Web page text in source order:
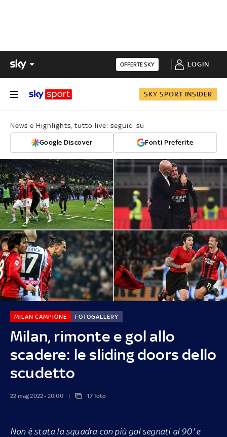
OFFERTE SKY LOGIN
SKY SPORT INSIDER
News e Highlights, tutto live: seguici su
Google Discover Fonti Preferite
Milan, rimonte e gol allo
scadere: le sliding doors dello
scudetto
MILAN CAMPIONE FOTOGALLERY
22 mag 2022 - 20:00 17 foto
Non è stata la squadra con più gol segnati al 90' e